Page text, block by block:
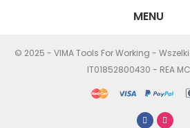
MENU
© 2025 - VIMA Tools For Working -
IT01852800430 - REA